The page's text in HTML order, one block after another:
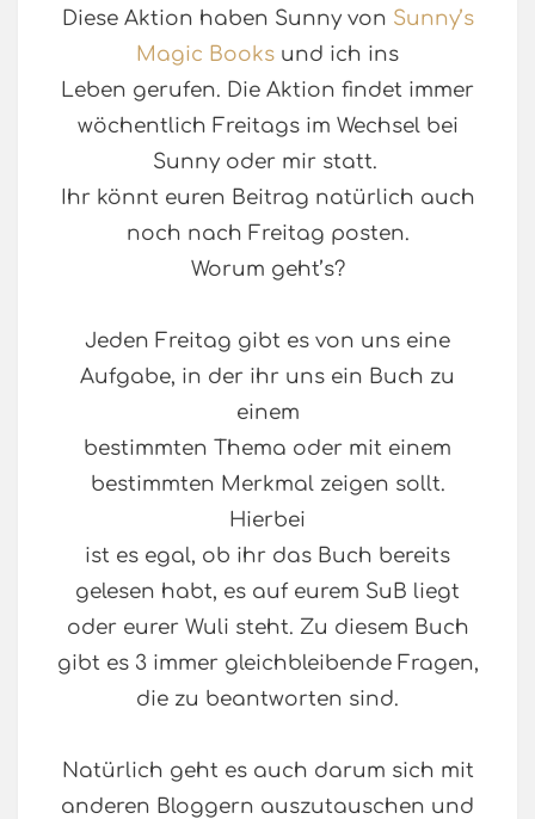
Diese Aktion haben Sunny von Sunny’s
Magic Books und ich ins
Leben gerufen. Die Aktion findet immer
wöchentlich Freitags im Wechsel bei
Sunny oder mir statt.
Ihr könnt euren Beitrag natürlich auch
noch nach Freitag posten.
Worum geht’s?
Jeden Freitag gibt es von uns eine
Aufgabe, in der ihr uns ein Buch zu
einem
bestimmten Thema oder mit einem
bestimmten Merkmal zeigen sollt.
Hierbei
ist es egal, ob ihr das Buch bereits
gelesen habt, es auf eurem SuB liegt
oder eurer Wuli steht. Zu diesem Buch
gibt es 3 immer gleichbleibende Fragen,
die zu beantworten sind.
Natürlich geht es auch darum sich mit
anderen Bloggern auszutauschen und